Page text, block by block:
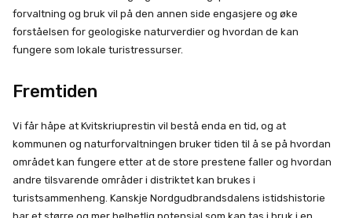
forvaltning og bruk vil på den annen side engasjere og øke
forståelsen for geologiske naturverdier og hvordan de kan
fungere som lokale turistressurser.
Fremtiden
Vi får håpe at Kvitskriuprestin vil bestå enda en tid, og at
kommunen og naturforvaltningen bruker tiden til å se på hvordan
området kan fungere etter at de store prestene faller og hvordan
andre tilsvarende områder i distriktet kan brukes i
turistsammenheng. Kanskje Nordgudbrandsdalens istidshistorie